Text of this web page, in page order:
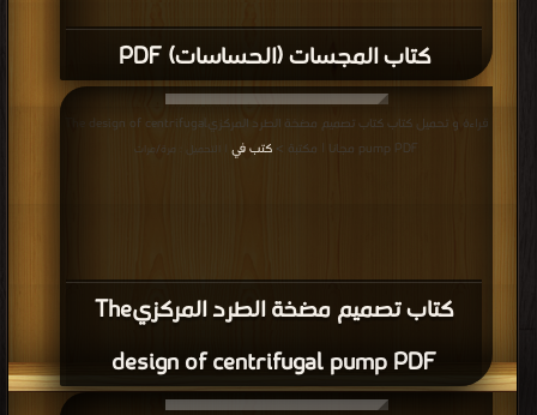
كتاب المجسات (الحساسات) PDF
كتاب تصميم مضخة الطرد المركزيThe
design of centrifugal pump PDF
قراءة و تحميل كتاب كتاب تصميم مضخة الطرد المركزيThe design of centrifugal
pump PDF مجانا | مكتبة >
كتب في | التحميل : مرة/مرات